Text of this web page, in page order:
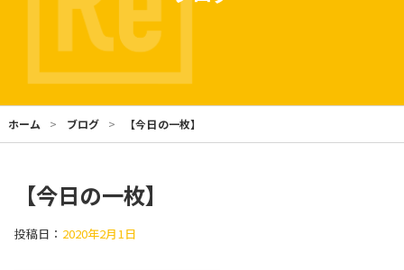
ホーム ブログ 【今日の一枚】
【今日の一枚】
投稿日： 2020年2月1日